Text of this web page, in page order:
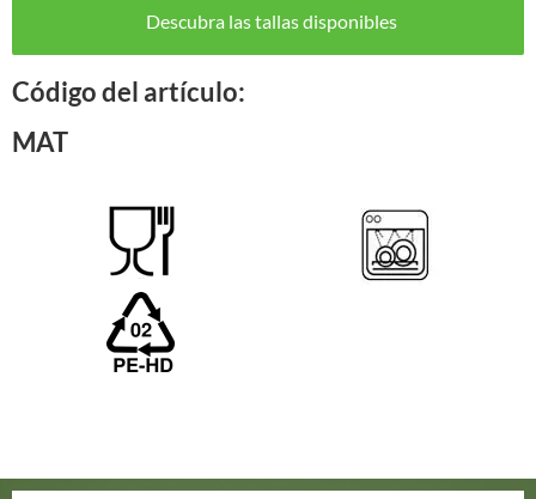
Descubra las tallas disponibles
Código del artículo:
MAT